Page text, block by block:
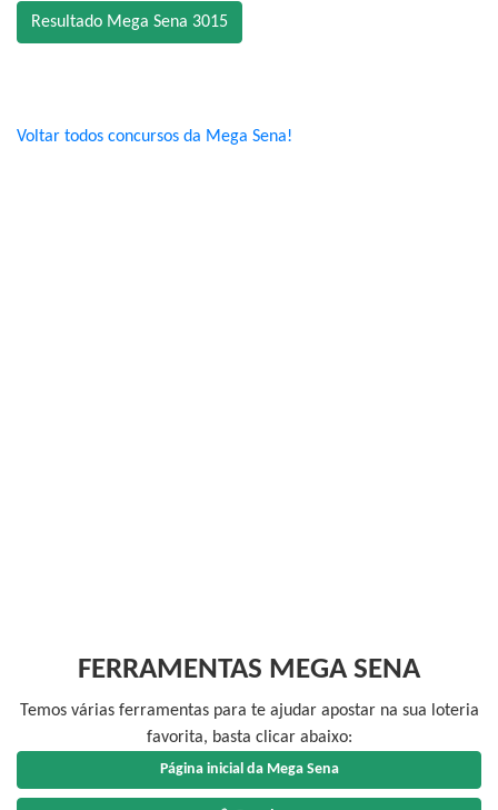
Resultado Mega Sena 3015
Voltar todos concursos da Mega Sena!
FERRAMENTAS MEGA SENA
Temos várias ferramentas para te ajudar apostar na sua loteria
favorita, basta clicar abaixo:
Página inicial da Mega Sena